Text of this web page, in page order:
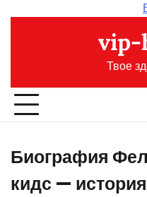
vip-
Твое
Биография
кидс —